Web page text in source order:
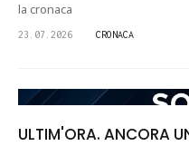
la cronaca
23.07.2026 CRONACA
ULTIM'ORA. ANCORA